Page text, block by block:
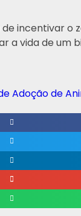
incentivar o
a vida de
Adoção de